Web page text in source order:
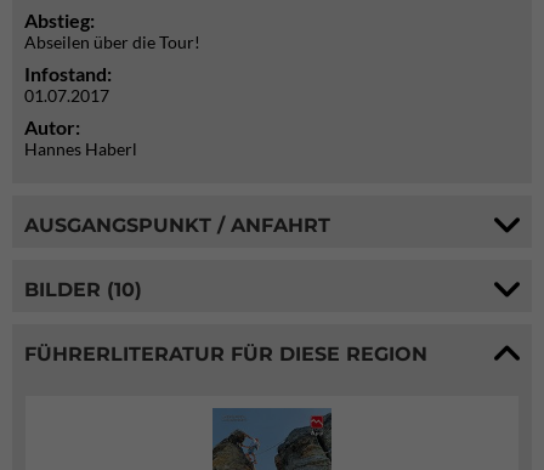
Abstieg:
Abseilen über die Tour!
Infostand:
01.07.2017
Autor:
Hannes Haberl
AUSGANGSPUNKT / ANFAHRT
BILDER (10)
FÜHRERLITERATUR FÜR DIESE REGION